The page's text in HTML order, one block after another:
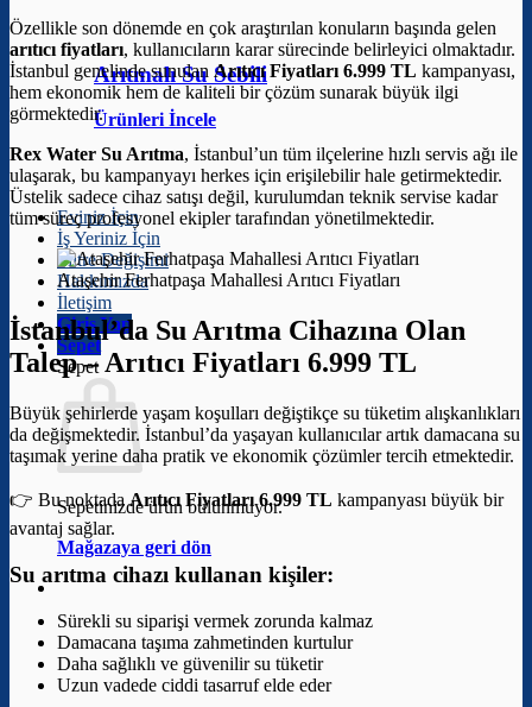
Arıtmalı Su Sebili
Ürünleri İncele
Eviniz İçin
İş Yeriniz İçin
Filtre Değişimi
Hakkımızda
İletişim
Giriş Yap
Sepet
Sepet
Sepetinizde ürün bulunmuyor.
Mağazaya geri dön
Özellikle son dönemde en çok araştırılan konuların başında gelen
arıtıcı fiyatları, kullanıcıların karar sürecinde belirleyici olmaktadır.
İstanbul genelinde sunulan Arıtıcı Fiyatları 6.999 TL kampanyası,
hem ekonomik hem de kaliteli bir çözüm sunarak büyük ilgi
görmektedir.
Rex Water Su Arıtma, İstanbul’un tüm ilçelerine hızlı servis ağı ile
ulaşarak, bu kampanyayı herkes için erişilebilir hale getirmektedir.
Üstelik sadece cihaz satışı değil, kurulumdan teknik servise kadar
tüm süreç profesyonel ekipler tarafından yönetilmektedir.
Ataşehir Ferhatpaşa Mahallesi Arıtıcı Fiyatları
İstanbul’da Su Arıtma Cihazına Olan
Talep –Arıtıcı Fiyatları 6.999 TL
Büyük şehirlerde yaşam koşulları değiştikçe su tüketim alışkanlıkları
da değişmektedir. İstanbul’da yaşayan kullanıcılar artık damacana su
taşımak yerine daha pratik ve ekonomik çözümler tercih etmektedir.
👉 Bu noktadaArıtıcı Fiyatları 6.999 TL kampanyası büyük bir
avantaj sağlar.
Su arıtma cihazı kullanan kişiler:
Sürekli su siparişi vermek zorunda kalmaz
Damacana taşıma zahmetinden kurtulur
Daha sağlıklı ve güvenilir su tüketir
Uzun vadede ciddi tasarruf elde eder